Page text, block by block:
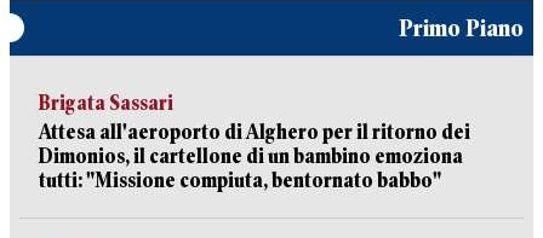
Primo Piano
Brigata Sassari
Attesa all'aeroporto di Alghero per il ritorno dei
Dimonios, il cartellone di un bambino emoziona
tutti: "Missione compiuta, bentornato babbo"